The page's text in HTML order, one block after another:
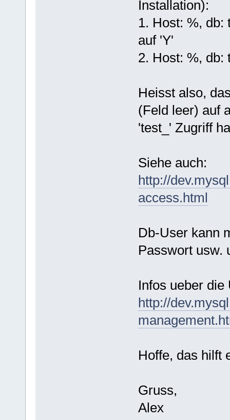
Installation):
1. Host: %, db:
auf 'Y'
2. Host: %, db:
Heisst also,
(Feld leer) auf
'test_' Zugriff
Siehe auch:
http://
access.html
Db-User kann
Passwort usw.
Infos ueber
http://
Hoffe, das hilft
Gruss,
Alex